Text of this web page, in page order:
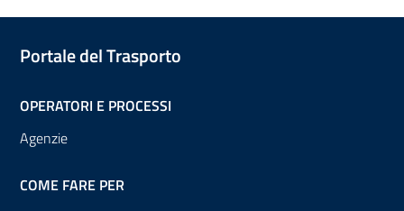
Portale del Trasporto
OPERATORI E PROCESSI
Agenzie
COME FARE PER